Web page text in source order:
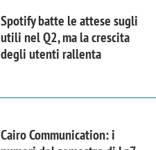
Spotify batte le attese sugli
utili nel Q2, ma la crescita
degli utenti rallenta
Cairo Communication: i